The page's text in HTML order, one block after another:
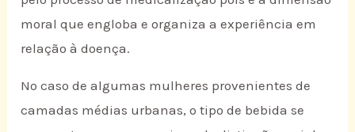
moral que engloba e organiza a experiência em
relação à doença.
No caso de algumas mulheres provenientes de
camadas médias urbanas, o tipo de bebida se